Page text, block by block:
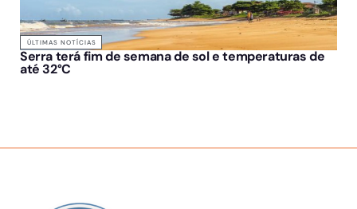
ÚLTIMAS NOTÍCIAS
Serra terá fim de semana de sol e temperaturas de
até 32°C